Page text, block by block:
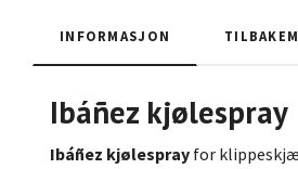
INFORMASJON
Ibáñez kjølespray
Ibáñez kjølespray for